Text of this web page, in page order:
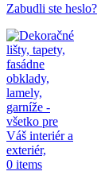
Zabudli ste heslo?
0 items